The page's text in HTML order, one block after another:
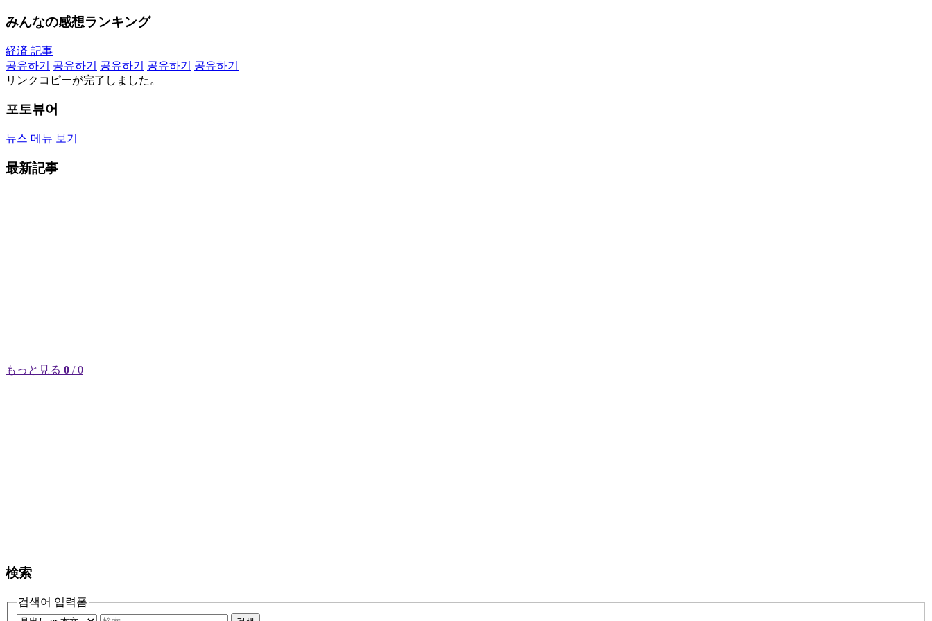
みんなの感想ランキング
経済 記事
공유하기
공유하기 공유하기 공유하기
공유하기
リンクコピーが完了しました。
포토뷰어
뉴스 메뉴 보기
最新記事
もっと見る 0 / 0
検索
검색어 입력폼